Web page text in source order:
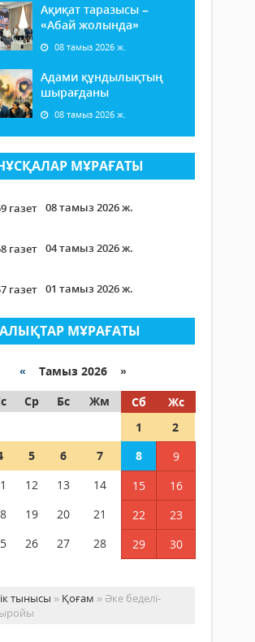
Ақиқат таразысы –
«Абай жолында»
08 тамыз 2026 ж.
Адами құндылықтың
шырағданы
08 тамыз 2026 ж.
МҰРАҒАТЫ
газет 08 тамыз 2026 ж.
газет 04 тамыз 2026 ж.
газет 01 тамыз 2026 ж.
МҰРАҒАТЫ
« Тамыз 2026 »
Ср Бс Жм Сб
Жс
1
2
5 6 7 8
9
12 13 14 15
16
19 20 21 22
23
26 27 28 29
30
тынысы » Қоғам » Әке беделі-